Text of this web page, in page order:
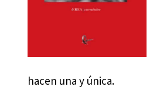
hacen una y única.